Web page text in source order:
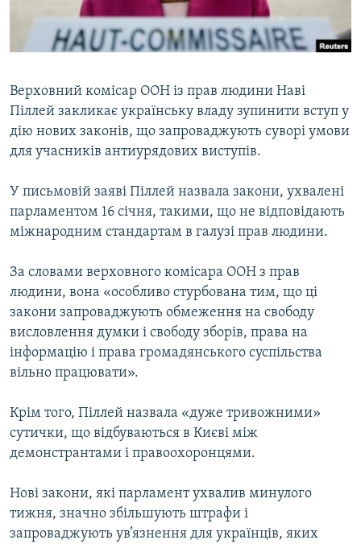
ВІДЕОУРОКИ «ELIFBE»
СВІДЧЕННЯ ОКУПАЦІЇ
Русский
Qırımtatar
ДОЛУЧАЙСЯ!
Верховний комісар ООН із прав людини Наві
Піллей закликає українську владу зупинити вступ у
дію нових законів, що запроваджують суворі умови
для учасників антиурядових виступів.
У письмовій заяві Піллей назвала закони, ухвалені
парламентом 16 січня, такими, що не відповідають
міжнародним стандартам в галузі прав людини.
За словами верховного комісара ООН з прав
людини, вона «особливо стурбована тим, що ці
закони запроваджують обмеження на свободу
висловлення думки і свободу зборів, права на
інформацію і права громадянського суспільства
вільно працювати».
Крім того, Піллей назвала «дуже тривожними»
сутички, що відбуваються в Києві між
демонстрантами і правоохоронцями.
Нові закони, які парламент ухвалив минулого
тижня, значно збільшують штрафи і
запроваджують ув’язнення для українців, яких